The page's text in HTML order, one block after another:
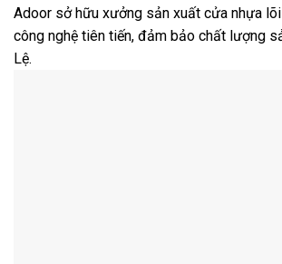
Adoor sở hữu xưởng sản xuất cửa nhựa
công nghệ tiên tiến, đảm bảo chất lượng
Lệ.